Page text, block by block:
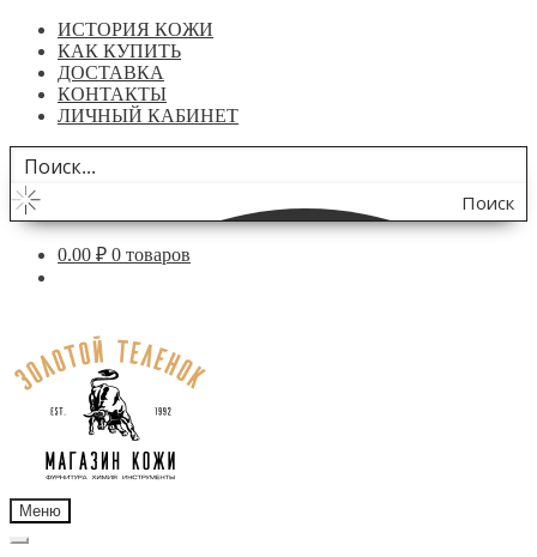
ИСТОРИЯ КОЖИ
КАК КУПИТЬ
ДОСТАВКА
КОНТАКТЫ
ЛИЧНЫЙ КАБИНЕТ
Поиск
по
0.00 ₽ 0 товаров
навигации
содержимому
Меню